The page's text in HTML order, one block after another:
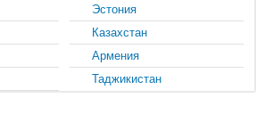
Эстония
Казахстан
Армения
Таджикистан